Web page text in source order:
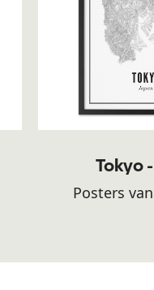
Tokyo
Posters